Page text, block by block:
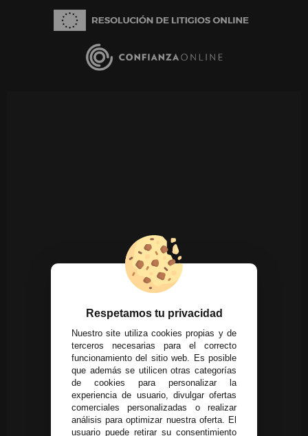
Respetamos tu privacidad
Nuestro site utiliza cookies propias y de
terceros necesarias para el correcto
funcionamiento del sitio web. Es posible
que además se utilicen otras categorías
de cookies para personalizar la
experiencia de usuario, divulgar ofertas
comerciales personalizadas o realizar
análisis para optimizar nuestra oferta. El
usuario puede retirar su consentimiento